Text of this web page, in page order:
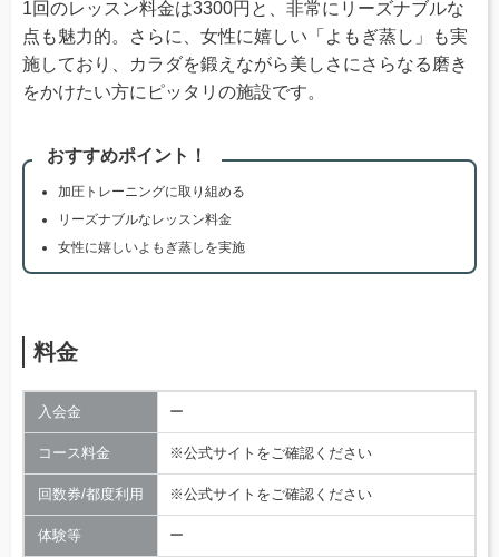
1回のレッスン料金は3300円と、非常にリーズナブルな
点も魅力的。さらに、女性に嬉しい「よもぎ蒸し」も実
施しており、カラダを鍛えながら美しさにさらなる磨き
をかけたい方にピッタリの施設です。
おすすめポイント！
加圧トレーニングに取り組める
リーズナブルなレッスン料金
女性に嬉しいよもぎ蒸しを実施
料金
入会金 ー
コース料金 ※公式サイトをご確認ください
回数券/都度利用 ※公式サイトをご確認ください
体験等 ー